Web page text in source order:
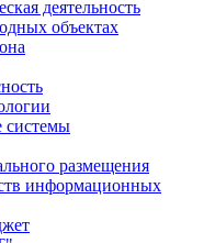
деятельность
объектах
размещения
информационных